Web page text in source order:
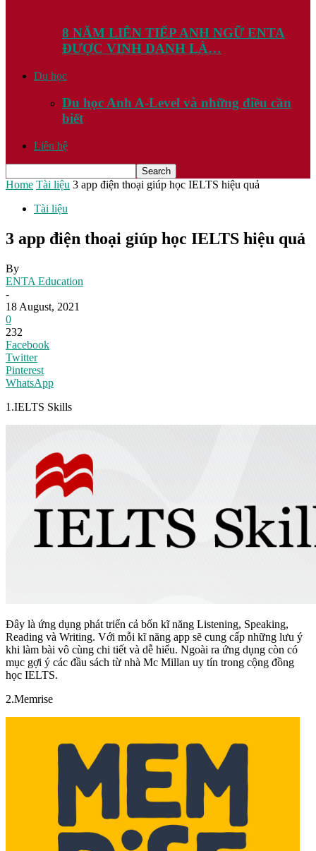
8 NĂM LIÊN TIẾP ANH NGỮ ENTA
ĐƯỢC VINH DANH LÀ…
Du học
Du học Anh A-Level và những điều cần
biết
Liên hệ
Home Tài liệu 3 app điện thoại giúp học IELTS hiệu quả
Tài liệu
3 app điện thoại giúp học IELTS hiệu quả
By
ENTA Education
-
18 August, 2021
0
232
Facebook
Twitter
Pinterest
WhatsApp
1.IELTS Skills
Đây là ứng dụng phát triển cả bốn kĩ năng Listening, Speaking,
Reading và Writing. Với mỗi kĩ năng app sẽ cung cấp những lưu ý
khi làm bài vô cùng chi tiết và dễ hiểu. Ngoài ra ứng dụng còn có
mục gợi ý các đầu sách từ nhà Mc Millan uy tín trong cộng đồng
học IELTS.
2.Memrise